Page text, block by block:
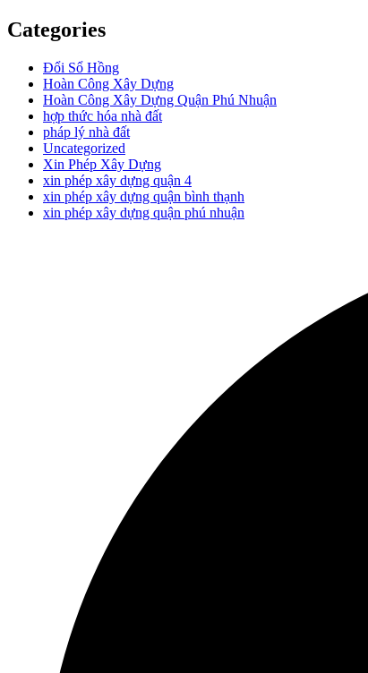
Categories
Đổi Sổ Hồng
Hoàn Công Xây Dựng
Hoàn Công Xây Dựng Quận Phú Nhuận
hợp thức hóa nhà đất
pháp lý nhà đất
Uncategorized
Xin Phép Xây Dựng
xin phép xây dựng quận 4
xin phép xây dựng quận bình thạnh
xin phép xây dựng quận phú nhuận